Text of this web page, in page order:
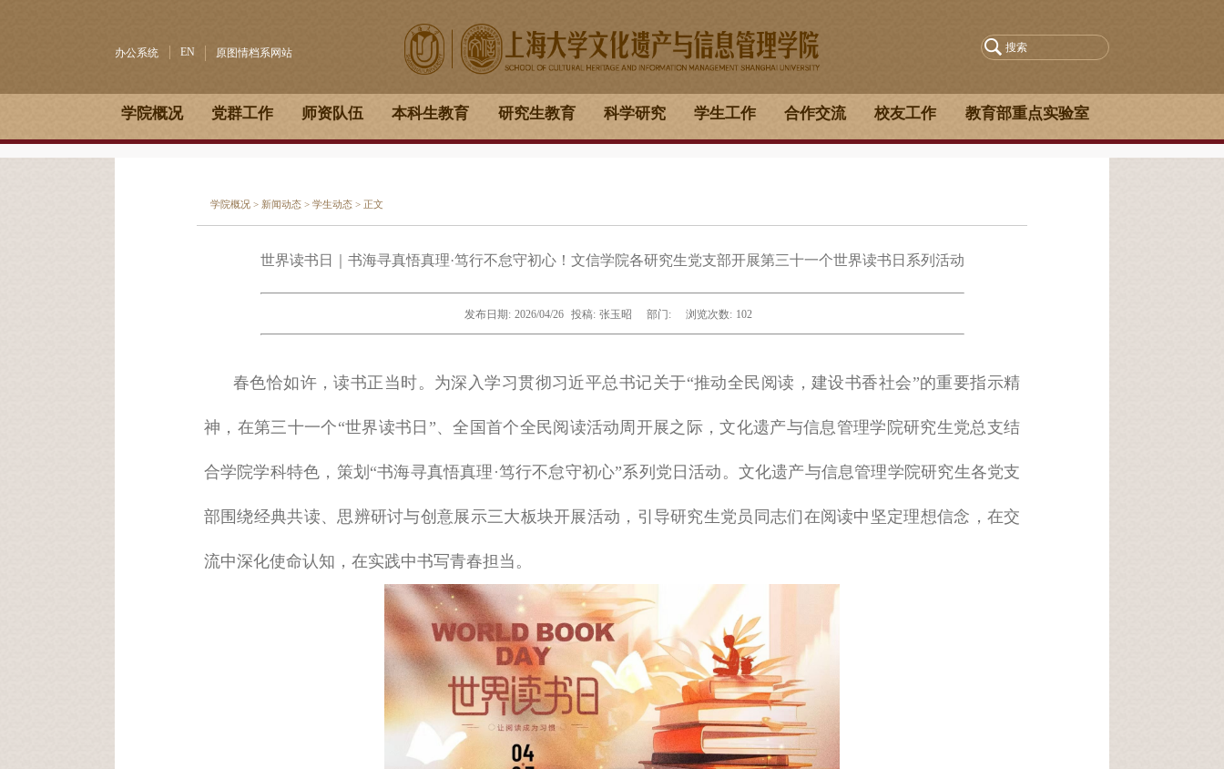
办公系统 EN 原图情档系网站
学院概况 党群工作 师资队伍 本科生教育 研究生教育 科学研究 学生工作 合作交流 校友工作 教育部重点实验室
学院概况 >新闻动态 >学生动态 > 正文
世界读书日｜书海寻真悟真理·笃行不怠守初心！文信学院各研究生党支部开展第三十一个世界读书日系列活动
发布日期: 2026/04/26 投稿: 张玉昭 部门: 浏览次数: 102
春色恰如许，读书正当时。为深入学习贯彻习近平总书记关于“推动全民阅读，建设书香社会”的重要指示精
神，在第三十一个“世界读书日”、全国首个全民阅读活动周开展之际，文化遗产与信息管理学院研究生党总支结
合学院学科特色，策划“书海寻真悟真理·笃行不怠守初心”系列党日活动。文化遗产与信息管理学院研究生各党支
部围绕经典共读、思辨研讨与创意展示三大板块开展活动，引导研究生党员同志们在阅读中坚定理想信念，在交
流中深化使命认知，在实践中书写青春担当。